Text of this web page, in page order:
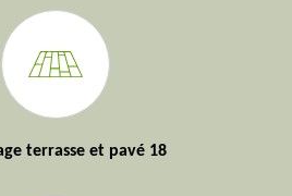
terrasse et pavé 18